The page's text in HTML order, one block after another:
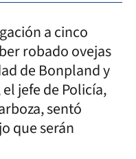
a cinco
robado ovejas
de Bonpland y
jefe de Policía,
sentó
que serán